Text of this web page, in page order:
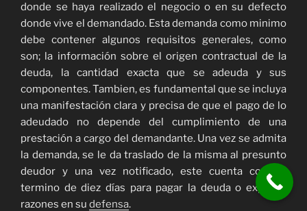
donde se haya realizado el negocio o en su defecto
donde vive el demandado. Esta demanda como minimo
debe contener algunos requisitos generales, como
son; la información sobre el origen contractual de la
deuda, la cantidad exacta que se adeuda y sus
componentes. Tambien, es fundamental que se incluya
una manifestación clara y precisa de que el pago de lo
adeudado no depende del cumplimiento de una
prestación a cargo del demandante. Una vez se admita
la demanda, se le da traslado de la misma al presunto
deudor y una vez notificado, este cuenta con un
termino de diez días para pagar la deuda o exponer
razones en su defensa.